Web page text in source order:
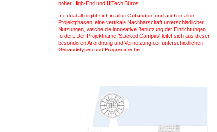
höher High-End und HiTech Büros...
Im Idealfall ergibt sich in allen Gebäuden, und auch in allen
Projektphasen, eine vertikale Nachbarschaft unterschiedlicher
Nutzungen, welche die innovative Benutzung der Einrichtungen
fördert. Der Projektname 'Stacked Campus' leitet sich aus dieser
besonderen Anordnung und Vernetzung der unterschiedlichen
Gebäudetypen und Programme her.